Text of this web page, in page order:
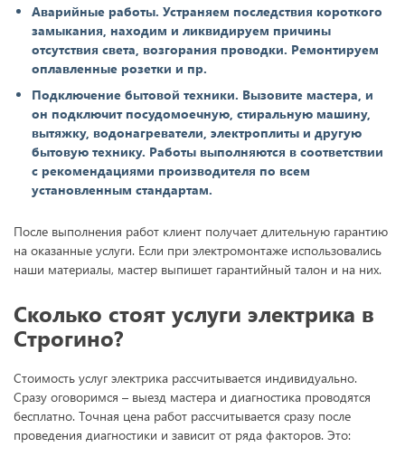
Аварийные работы. Устраняем последствия короткого
замыкания, находим и ликвидируем причины
отсутствия света, возгорания проводки. Ремонтируем
оплавленные розетки и пр.
Подключение бытовой техники. Вызовите мастера, и
он подключит посудомоечную, стиральную машину,
вытяжку, водонагреватели, электроплиты и другую
бытовую технику. Работы выполняются в соответствии
с рекомендациями производителя по всем
установленным стандартам.
После выполнения работ клиент получает длительную гарантию
на оказанные услуги. Если при электромонтаже использовались
наши материалы, мастер выпишет гарантийный талон и на них.
Сколько стоят услуги электрика в
Строгино?
Стоимость услуг электрика рассчитывается индивидуально.
Сразу оговоримся – выезд мастера и диагностика проводятся
бесплатно. Точная цена работ рассчитывается сразу после
проведения диагностики и зависит от ряда факторов. Это: